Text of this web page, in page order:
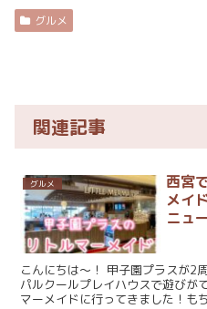
グルメ
関連記事
グルメ
西宮
メイ
ニュ
こんにちは～！ 甲子園プラスが2周年記念になっていたので、3階の
パルクールプレイハウスで遊びが
マーメイドに行ってきました！もちろ